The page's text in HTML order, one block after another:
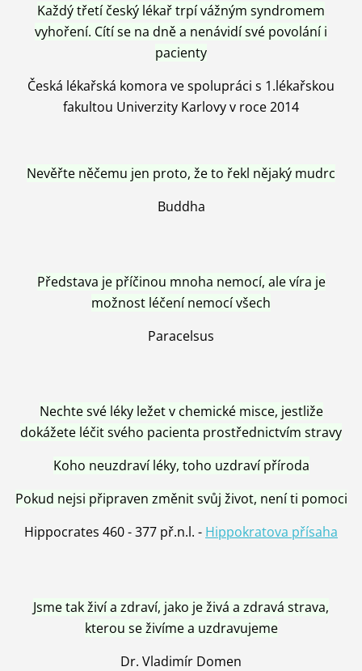
Každý třetí český lékař trpí vážným syndromem
vyhoření. Cítí se na dně a nenávidí své povolání i
pacienty
Česká lékařská komora ve spolupráci s 1.lékařskou
fakultou Univerzity Karlovy v roce 2014
Nevěřte něčemu jen proto, že to řekl nějaký mudrc
Buddha
Představa je příčinou mnoha nemocí, ale víra je
možnost léčení nemocí všech
Paracelsus
Nechte své léky ležet v chemické misce, jestliže
dokážete léčit svého pacienta prostřednictvím stravy
Koho neuzdraví léky, toho uzdraví příroda
Pokud nejsi připraven změnit svůj život, není ti pomoci
Hippocrates 460 - 377 př.n.l. - Hippokratova přísaha
Jsme tak živí a zdraví, jako je živá a zdravá strava,
kterou se živíme a uzdravujeme
Dr. Vladimír Domen